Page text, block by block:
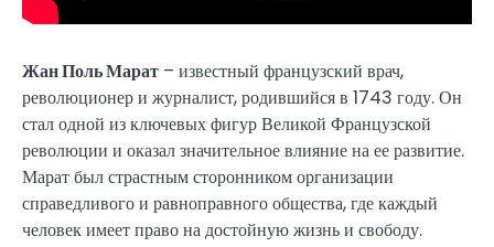
Жан Поль Марат – известный французский врач,
революционер и журналист, родившийся в 1743 году. Он
стал одной из ключевых фигур Великой Французской
революции и оказал значительное влияние на ее развитие.
Марат был страстным сторонником организации
справедливого и равноправного общества, где каждый
человек имеет право на достойную жизнь и свободу.